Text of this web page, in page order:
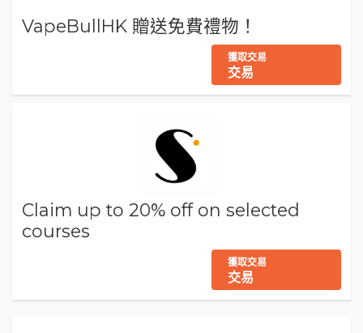
VapeBullHK 贈送免費禮物！
獲取交易
交易
Claim up to 20% off on selected
courses
獲取交易
交易